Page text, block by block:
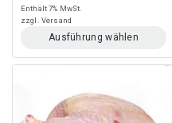
of
Enthält 7% MwSt.
zzgl. Versand
Ausführung wählen
Dieses
mehrere
Varianten